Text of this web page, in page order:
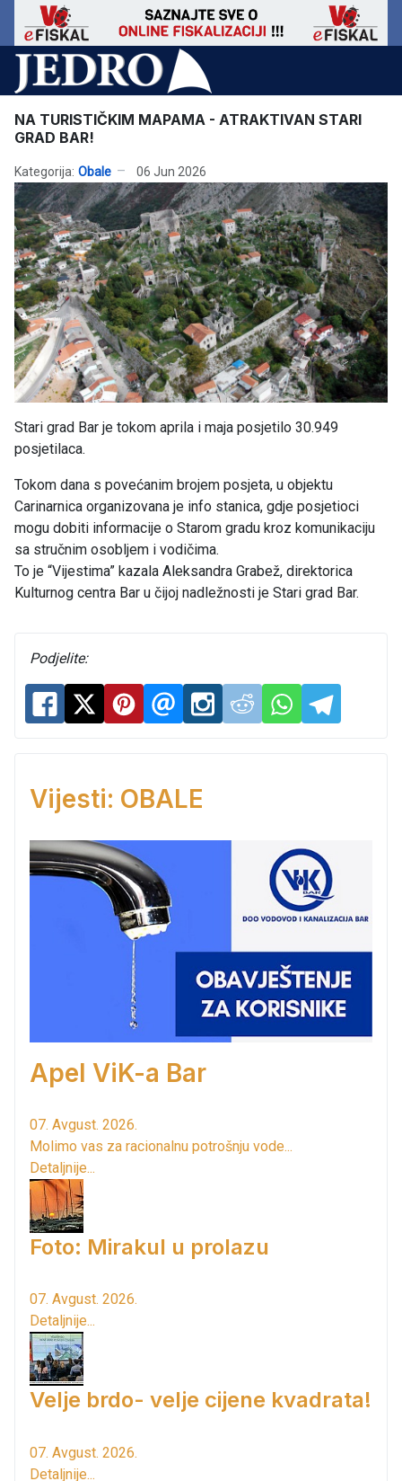
NA TURISTIČKIM MAPAMA - ATRAKTIVAN STARI
GRAD BAR!
Kategorija: Obale 06 Jun 2026
Stari grad Bar je tokom aprila i maja posjetilo 30.949
posjetilaca.
Tokom dana s povećanim brojem posjeta, u objektu
Carinarnica organizovana je info stanica, gdje posjetioci
mogu dobiti informacije o Starom gradu kroz komunikaciju
sa stručnim osobljem i vodičima.
To je “Vijestima” kazala Aleksandra Grabež, direktorica
Kulturnog centra Bar u čijoj nadležnosti je Stari grad Bar.
Podjelite:
Vijesti: OBALE
Apel ViK-a Bar
07. Avgust. 2026.
Molimo vas za racionalnu potrošnju vode...
Detaljnije...
Foto: Mirakul u prolazu
07. Avgust. 2026.
Detaljnije...
Velje brdo- velje cijene kvadrata!
07. Avgust. 2026.
Detaljnije...